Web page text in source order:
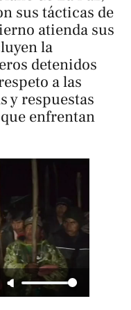
sus tácticas de
atienda sus
la
detenidos
a las
y respuestas
enfrentan